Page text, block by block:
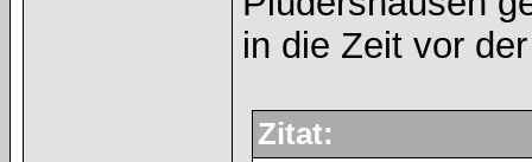
in die Zeit vor
Zitat: